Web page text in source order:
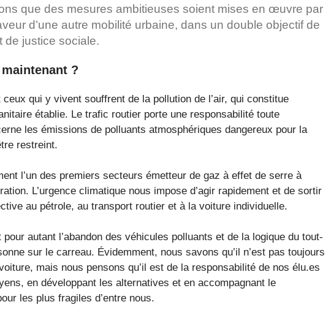
que des mesures ambitieuses soient mises en œuvre par
d’une autre mobilité urbaine, dans un double objectif de
de justice sociale.
?
qui y vivent souffrent de la pollution de l’air, qui constitue
établie. Le trafic routier porte une responsabilité toute
les émissions de polluants atmosphériques dangereux pour la
restreint.
l’un des premiers secteurs émetteur de gaz à effet de serre à
L’urgence climatique nous impose d’agir rapidement et de sortir
au pétrole, au transport routier et à la voiture individuelle.
autant l’abandon des véhicules polluants et de la logique du tout-
sur le carreau. Évidemment, nous savons qu’il n’est pas toujours
mais nous pensons qu’il est de la responsabilité de nos élu.es
en développant les alternatives et en accompagnant le
les plus fragiles d’entre nous.